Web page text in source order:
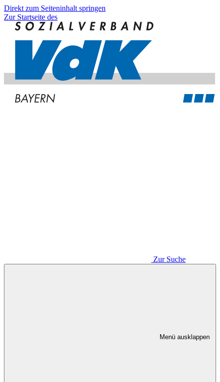
Direkt zum Seiteninhalt springen
Zur Startseite des
Zur Suche
Menü ausklappen